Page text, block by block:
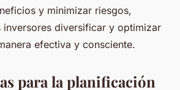
y minimizar riesgos,
inversores diversificar y optimizar
efectiva y consciente.
para la planificación